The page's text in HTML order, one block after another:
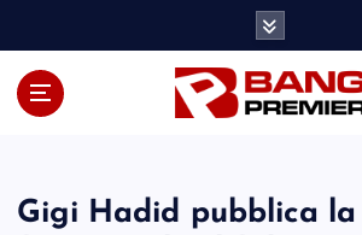
Gigi Hadid pubblica